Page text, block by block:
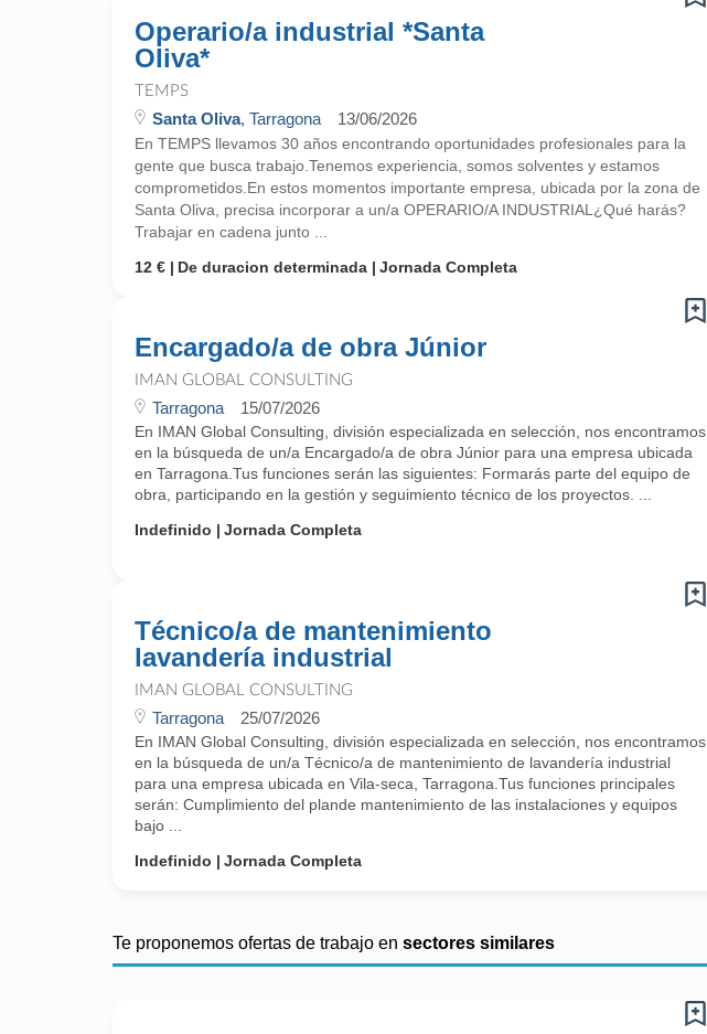
Operario/a industrial *Santa
Oliva*
TEMPS
Santa Oliva, Tarragona 13/06/2026
En TEMPS llevamos 30 años encontrando oportunidades profesionales para la
gente que busca trabajo.Tenemos experiencia, somos solventes y estamos
comprometidos.En estos momentos importante empresa, ubicada por la zona de
Santa Oliva, precisa incorporar a un/a OPERARIO/A INDUSTRIAL¿Qué harás?
Trabajar en cadena junto ...
12 €
De duracion determinada Jornada Completa
Encargado/a de obra Júnior
IMAN GLOBAL CONSULTING
Tarragona 15/07/2026
En IMAN Global Consulting, división especializada en selección, nos encontramos
en la búsqueda de un/a Encargado/a de obra Júnior para una empresa ubicada
en Tarragona.Tus funciones serán las siguientes: Formarás parte del equipo de
obra, participando en la gestión y seguimiento técnico de los proyectos. ...
Indefinido
Jornada Completa
Técnico/a de mantenimiento
lavandería industrial
IMAN GLOBAL CONSULTING
Tarragona 25/07/2026
En IMAN Global Consulting, división especializada en selección, nos encontramos
en la búsqueda de un/a Técnico/a de mantenimiento de lavandería industrial
para una empresa ubicada en Vila-seca, Tarragona.Tus funciones principales
serán: Cumplimiento del plande mantenimiento de las instalaciones y equipos
bajo ...
Indefinido
Jornada Completa
Te proponemos ofertas de trabajo en sectores similares